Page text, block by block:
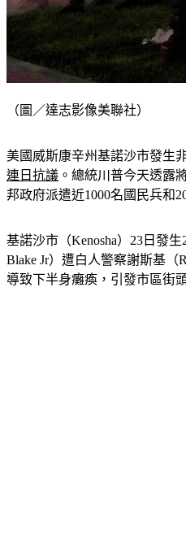
美國威斯康辛州基諾沙市發生
連日抗議。總統川普今天透露
基諾沙市（Kenosha）23日發生
Blake Jr）遭白人警察謝斯基（